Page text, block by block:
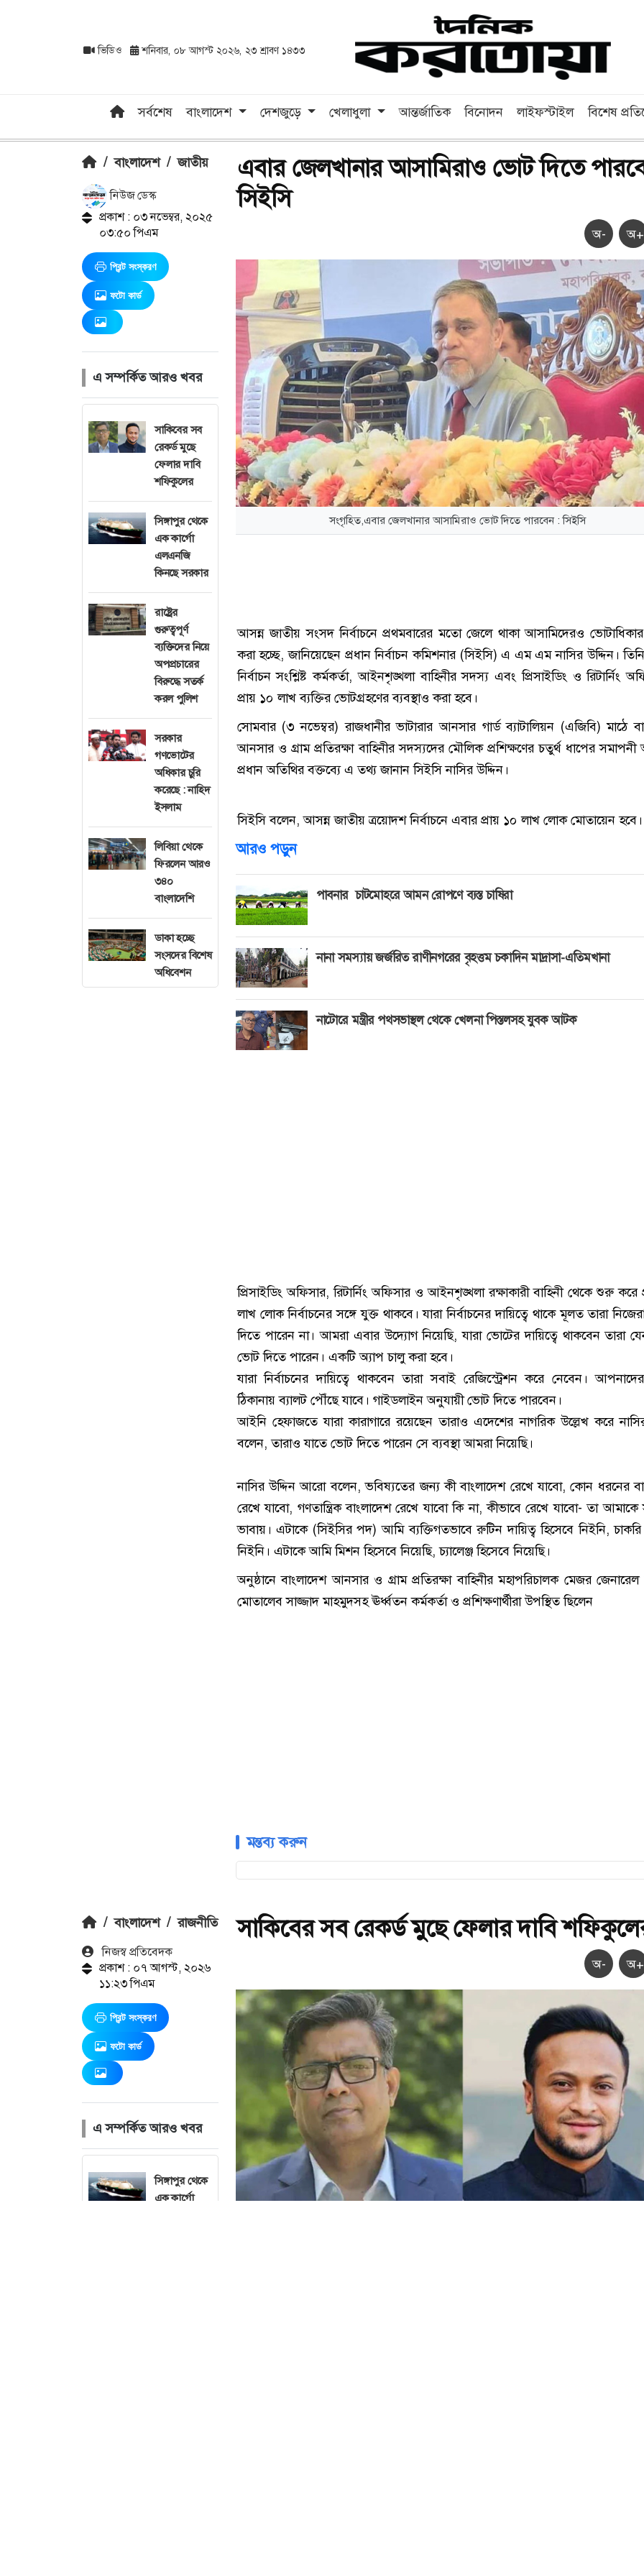
ভিডিও শনিবার, ০৮ আগস্ট ২০২৬, ২৩ শ্রাবণ ১৪৩৩
সর্বশেষ বাংলাদেশ দেশজুড়ে খেলাধুলা আন্তর্জাতিক বিনোদন লাইফস্টাইল বিশেষ
/ বাংলাদেশ / জাতীয়
নিউজ ডেস্ক
প্রকাশ : ০৩ নভেম্বর, ২০২৫
০৩:৫০ পিএম
প্রিন্ট সংস্করণ
ফটো কার্ড
এ সম্পর্কিত আরও খবর
সাকিবের সব
রেকর্ড মুছে
ফেলার দাবি
শফিকুলের
সিঙ্গাপুর থেকে
এক কার্গো
এলএনজি
কিনছে সরকার
রাষ্ট্রের
গুরুত্বপূর্ণ
ব্যক্তিদের নিয়ে
অপপ্রচারের
বিরুদ্ধে সতর্ক
করল পুলিশ
সরকার
গণভোটের
অধিকার চুরি
করেছে : নাহিদ
ইসলাম
লিবিয়া থেকে
ফিরলেন আরও
৩৪০
বাংলাদেশি
ডাকা হচ্ছে
সংসদের বিশেষ
অধিবেশন
এবার জেলখানার আসামিরাও ভোট দিতে
সিইসি
অ- অ+
সংগৃহিত,এবার জেলখানার আসামিরাও ভোট দিতে পারবেন : সিইসি
আসন্ন জাতীয় সংসদ নির্বাচনে প্রথমবারের মতো জেলে থাকা আসামিদেরও ভোটাধিকার
করা হচ্ছে, জানিয়েছেন প্রধান নির্বাচন কমিশনার (সিইসি) এ এম এম নাসির উদ্দিন।
নির্বাচন সংশ্লিষ্ট কর্মকর্তা, আইনশৃঙ্খলা বাহিনীর সদস্য এবং প্রিসাইডিং ও রিটার্নিং
প্রায় ১০ লাখ ব্যক্তির ভোটগ্রহণের ব্যবস্থাও করা হবে।
সোমবার (৩ নভেম্বর) রাজধানীর ভাটারার আনসার গার্ড ব্যাটালিয়ন (এজিবি) মাঠে
আনসার ও গ্রাম প্রতিরক্ষা বাহিনীর সদস্যদের মৌলিক প্রশিক্ষণের চতুর্থ ধাপের সমাপনী
প্রধান অতিথির বক্তব্যে এ তথ্য জানান সিইসি নাসির উদ্দিন।
সিইসি বলেন, আসন্ন জাতীয় ত্রয়োদশ নির্বাচনে এবার প্রায় ১০ লাখ লোক মোতায়েন হবে।
আরও পড়ুন
পাবনার চাটমোহরে আমন রোপণে ব্যস্ত চাষিরা
নানা সমস্যায় জর্জরিত রাণীনগরের বৃহত্তম চকাদিন মাদ্রাসা-এতিমখানা
নাটোরে মন্ত্রীর পথসভাস্থল থেকে খেলনা পিস্তলসহ যুবক আটক
প্রিসাইডিং অফিসার, রিটার্নিং অফিসার ও আইনশৃঙ্খলা রক্ষাকারী বাহিনী থেকে শুরু করে
লাখ লোক নির্বাচনের সঙ্গে যুক্ত থাকবে। যারা নির্বাচনের দায়িত্বে থাকে মূলত তারা
দিতে পারেন না। আমরা এবার উদ্যোগ নিয়েছি, যারা ভোটের দায়িত্বে থাকবেন তারা
ভোট দিতে পারেন। একটি অ্যাপ চালু করা হবে।
যারা নির্বাচনের দায়িত্বে থাকবেন তারা সবাই রেজিস্ট্রেশন করে নেবেন।
ঠিকানায় ব্যালট পৌঁছে যাবে। গাইডলাইন অনুযায়ী ভোট দিতে পারবেন।
আইনি হেফাজতে যারা কারাগারে রয়েছেন তারাও এদেশের নাগরিক উল্লেখ করে
বলেন, তারাও যাতে ভোট দিতে পারেন সে ব্যবস্থা আমরা নিয়েছি।
নাসির উদ্দিন আরো বলেন, ভবিষ্যতের জন্য কী বাংলাদেশ রেখে যাবো, কোন ধরনের
রেখে যাবো, গণতান্ত্রিক বাংলাদেশ রেখে যাবো কি না, কীভাবে রেখে যাবো- তা আমাকে
ভাবায়। এটাকে (সিইসির পদ) আমি ব্যক্তিগতভাবে রুটিন দায়িত্ব হিসেবে নিইনি, চাকরি
নিইনি। এটাকে আমি মিশন হিসেবে নিয়েছি, চ্যালেঞ্জ হিসেবে নিয়েছি।
অনুষ্ঠানে বাংলাদেশ আনসার ও গ্রাম প্রতিরক্ষা বাহিনীর মহাপরিচালক মেজর
মোতালেব সাজ্জাদ মাহমুদসহ ঊর্ধ্বতন কর্মকর্তা ও প্রশিক্ষণার্থীরা উপস্থিত ছিলেন
মন্তব্য করুন
/ বাংলাদেশ / রাজনীতি
নিজস্ব প্রতিবেদক
প্রকাশ : ০৭ আগস্ট, ২০২৬
১১:২৩ পিএম
প্রিন্ট সংস্করণ
ফটো কার্ড
এ সম্পর্কিত আরও খবর
সিঙ্গাপুর থেকে
এক কার্গো
সাকিবের সব রেকর্ড মুছে ফেলার দাবি
অ- অ+